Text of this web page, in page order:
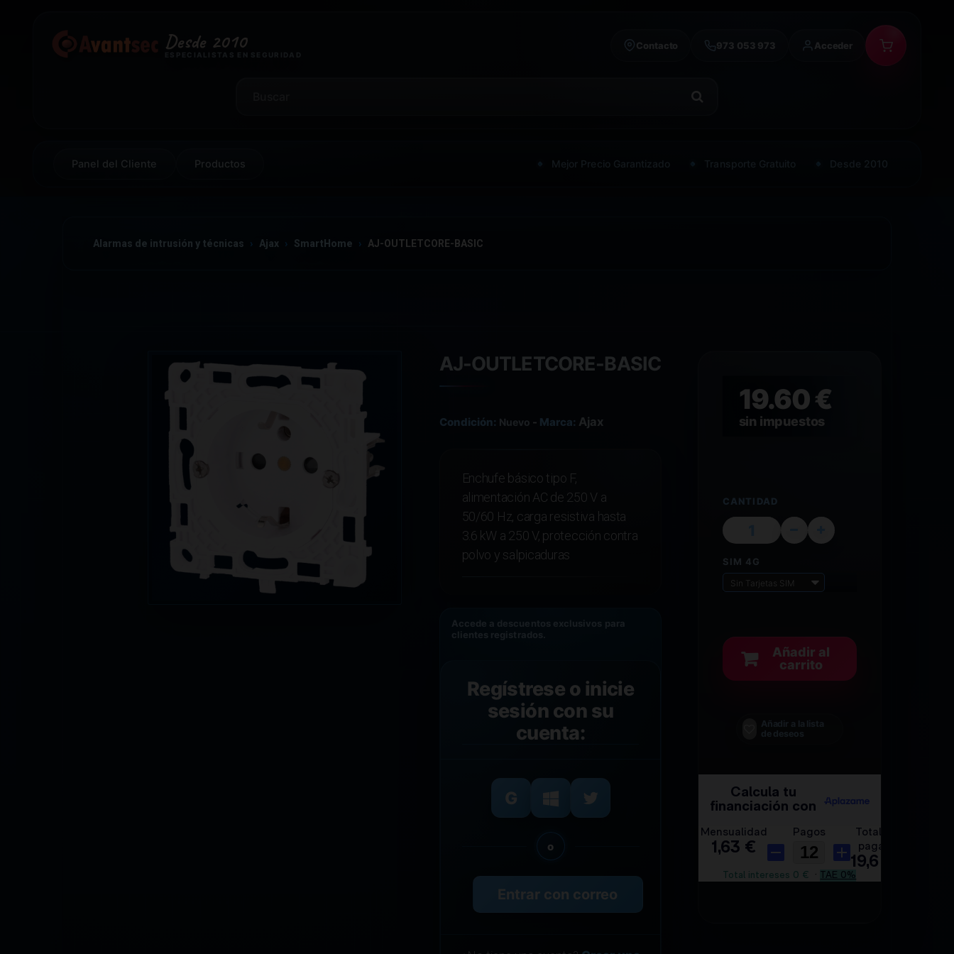
Desde 2010 Contacto 973 053 973 Acceder
Panel del Cliente Productos Mejor Precio Garantizado Transporte Gratuito Desde 2010
Alarmas de intrusión y técnicas Ajax SmartHome AJ-OUTLETCORE-BASIC
AJ-OUTLETCORE-BASIC
Condición: Nuevo - Marca: Ajax
Enchufe básico tipo F,
alimentación AC de 250 V a
50/60 Hz, carga resistiva hasta
3.6 kW a 250 V, protección contra
polvo y salpicaduras
Regístrese o inicie
sesión con su
cuenta:
o
Entrar con correo
19.60 €
sin impuestos
CANTIDAD
SIM 4G
Sin Tarjetas SIM
Añadir al
carrito
Añadir a la lista
de deseos